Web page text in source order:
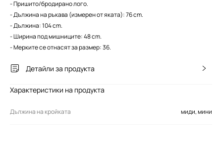
- Пришито/бродирано лого.
- Дължина на ръкава (измерен от яката): 76 cm.
- Дължина: 104 cm.
- Ширина под мишниците: 48 cm.
- Мерките се отнасят за размер: 36.
Детайли за продукта
Характеристики на продукта
Дължина на кройката миди, мини